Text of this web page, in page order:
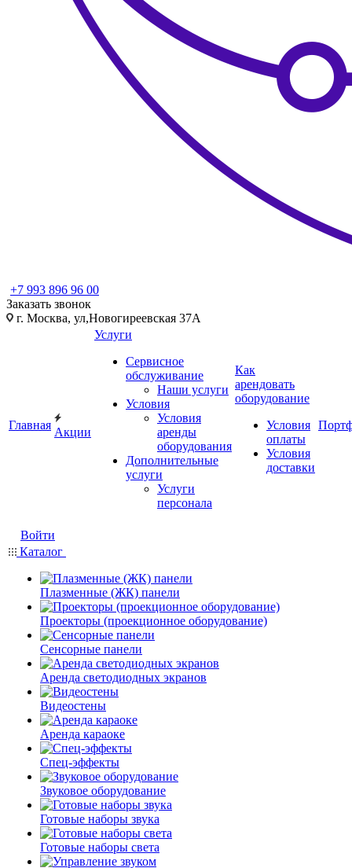
+7 993 896 96 00
Заказать звонок
г. Москва, ул,Новогиреевская 37А
Главная
Акции
Услуги
Сервисное
обслуживание
Наши услуги
Условия
Условия
аренды
оборудования
Дополнительные
услуги
Услуги
персонала
Как
арендовать
оборудование
Условия
оплаты
Условия
доставки
Войти
Каталог
Плазменные (ЖК) панели
Проекторы (проекционное оборудование)
Сенсорные панели
Аренда светодиодных экранов
Видеостены
Аренда караоке
Спец-эффекты
Звуковое оборудование
Готовые наборы звука
Готовые наборы света